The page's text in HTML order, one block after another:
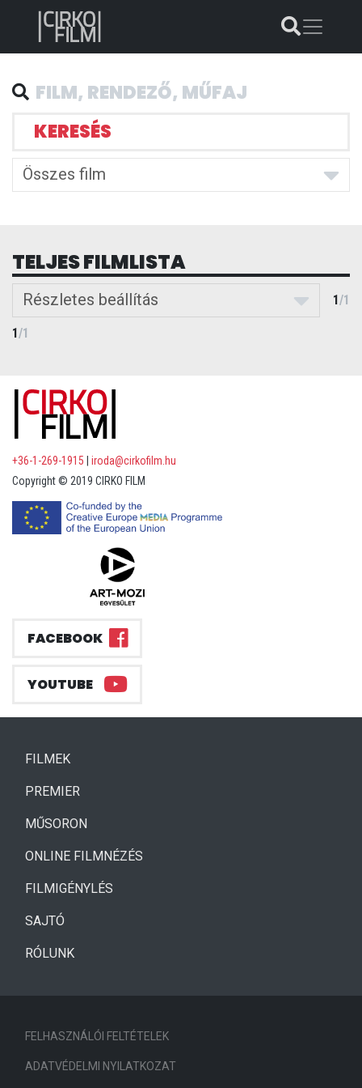
KERESÉS
Összes film
TELJES FILMLISTA
Részletes beállítás 1/1
1/1
+36-1-269-1915
iroda@cirkofilm.hu
Copyright © 2019 CIRKO FILM
FACEBOOK
YOUTUBE
FILMEK(CURRENT)
PREMIER
MŰSORON
ONLINE FILMNÉZÉS
FILMIGÉNYLÉS
SAJTÓ
RÓLUNK
FELHASZNÁLÓI FELTÉTELEK
ADATVÉDELMI NYILATKOZAT